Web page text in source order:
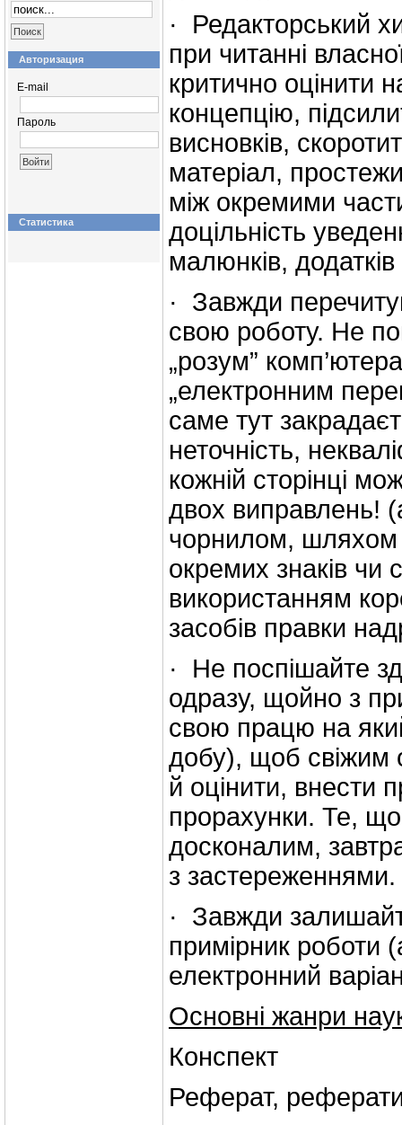
Авторизация
E-mail
Пароль
Статистика
· Редакторський
при читанні
критично оцінити
концепцію,
висновків,
матеріал,
між окремими
доцільність
малюнків,
· Завжди
свою роботу. Не
„розум”
„електронним
саме тут
неточність,
кожній сторінці
двох виправлень!
чорнилом,
окремих знаків чи
використанням
засобів правки
· Не поспішайте
одразу, щойно з
свою працю на
добу), щоб свіжим
й оцінити, внести
прорахунки. Те,
досконалим,
з застереженнями.
· Завжди
примірник роботи
електронний
Основні жанри
Конспект
Реферат,